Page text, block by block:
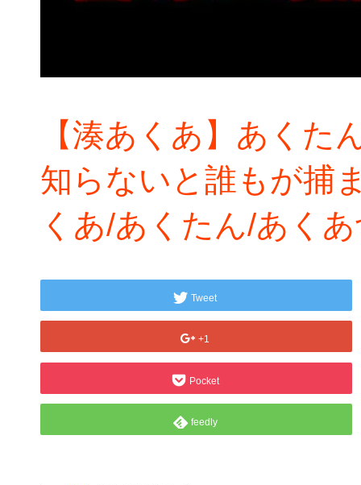
【湊あくあ】あくた
知らないと誰もが捕
くあ/あくたん/あく
Tweet
+1
Pocket
feedly